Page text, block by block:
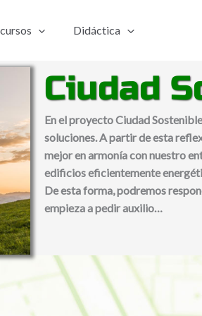
Didáctica
Ciudad
En el proyecto Ciudad
soluciones. A partir de esta
mejor en armonía con nuestro
edificios eficientemente
De esta forma, podremos
empieza a pedir auxilio…